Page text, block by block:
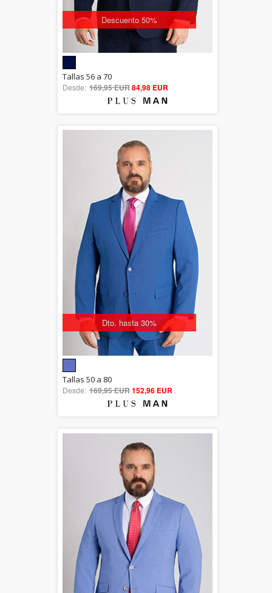
Descuento 50%
out of 5
Tallas 56 a 70
Desde: 169,95 EUR84,98 EUR
Dto. hasta 30%
out of 5
Tallas 50 a 80
Desde: 169,95 EUR152,96 EUR